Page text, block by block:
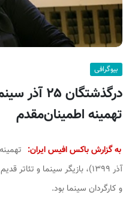
ا
ن
بیوگرافی
درگذشتگان
تهمینه اطمینان‌مقدم
به گزارش باکس افیس ایران:
آذر ۱۳۹۹)، بازیگر سینما و
و کارگردان سینما بود.